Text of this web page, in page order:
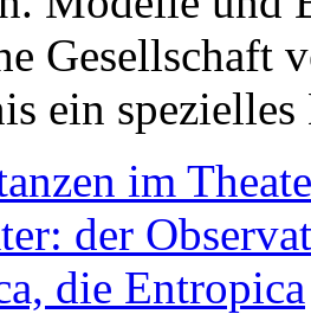
Gesellschaft
ein
im
der
die Entropica